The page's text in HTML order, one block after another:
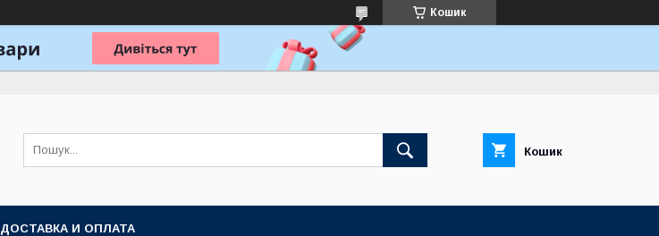
Кошик
Кошик
ДОСТАВКА И ОПЛАТА